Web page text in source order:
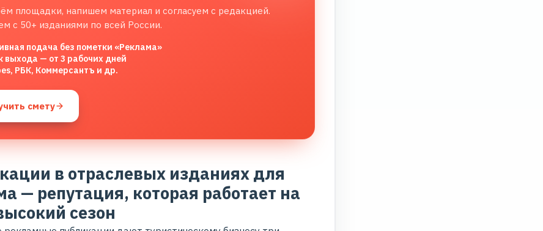
площадки, напишем материал и согласуем с редакцией.
с 50+ изданиями по всей России.
подача без пометки «Реклама»
выхода — от 3 рабочих дней
РБК, Коммерсантъ и др.
смету
в отраслевых изданиях для
— репутация, которая работает на
сезон